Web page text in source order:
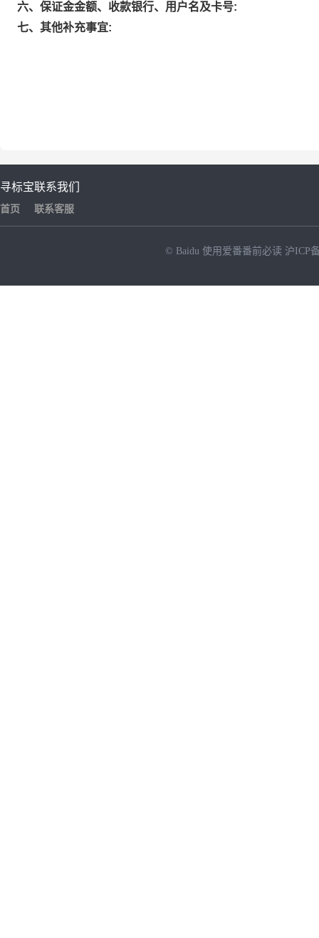
六、保证金金额、收款银行、用户名及卡号:
七、其他补充事宜:
寻标宝
首页
联系我们
联系客服
© Baidu 使用爱番番前必读 沪ICP